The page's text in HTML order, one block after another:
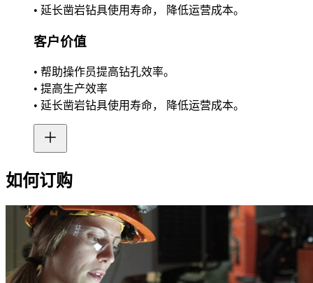
• 延长凿岩钻具使用寿命， 降低运营成本。
客户价值
• 帮助操作员提高钻孔效率。
• 提高生产效率
• 延长凿岩钻具使用寿命， 降低运营成本。
如何订购